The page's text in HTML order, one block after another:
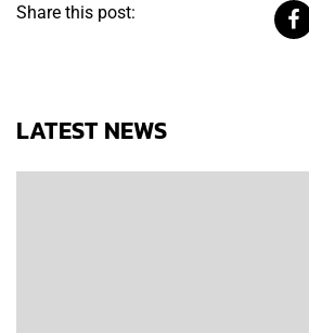
Share this post:
LATEST NEWS